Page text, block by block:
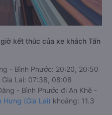
kết thúc của xe khách Tấn
- Bình Phước: 20:20, 20:50
Gia Lai: 07:38, 08:08
- Bình Phước đi An Khê -
Hưng (Gia Lai) khoảng: 11.3